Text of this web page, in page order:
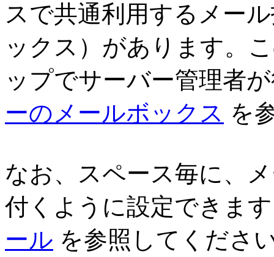
スで共通利用するメー
ックス）があります。
ップでサーバー管理者
ーのメールボックス を
なお、スペース毎に、
付くように設定できま
ール を参照してくださ